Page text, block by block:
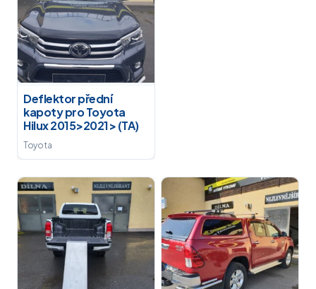
Deflektor přední
kapoty pro Toyota
Hilux 2015>2021> (TA)
Toyota